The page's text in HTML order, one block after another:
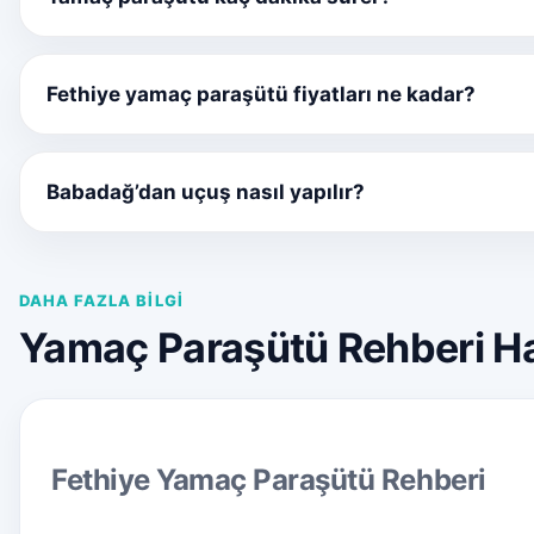
Fethiye yamaç paraşütü fiyatları ne kadar?
Babadağ’dan uçuş nasıl yapılır?
DAHA FAZLA BILGI
Yamaç Paraşütü Rehberi
Fethiye Yamaç Paraşütü Rehberi